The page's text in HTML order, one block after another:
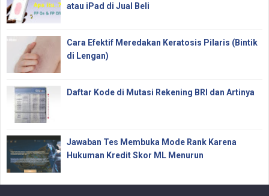
atau iPad di Jual Beli
Cara Efektif Meredakan Keratosis Pilaris (Bintik
di Lengan)
Daftar Kode di Mutasi Rekening BRI dan Artinya
Jawaban Tes Membuka Mode Rank Karena
Hukuman Kredit Skor ML Menurun